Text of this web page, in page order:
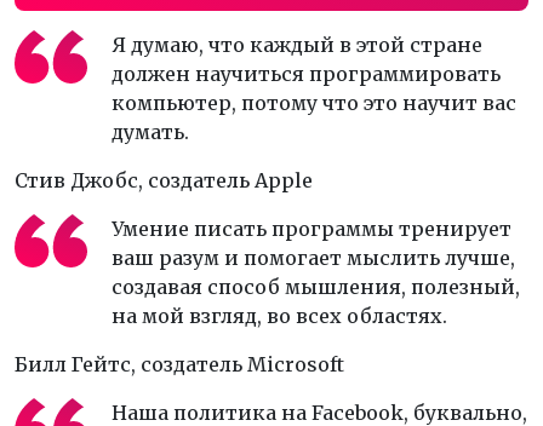
Я думаю, что каждый в этой стране
должен научиться программировать
компьютер, потому что это научит вас
думать.
Стив Джобс, создатель Apple
Умение писать программы тренирует
ваш разум и помогает мыслить лучше,
создавая способ мышления, полезный,
на мой взгляд, во всех областях.
Билл Гейтс, создатель Microsoft
Наша политика на Facebook, буквально,